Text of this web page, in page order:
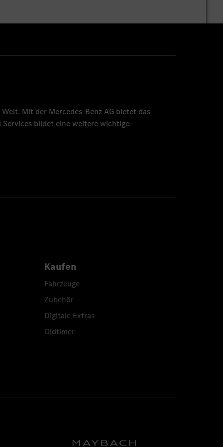
Mit der Mercedes-Benz AG bietet das
Services bildet eine weitere wichtige
Kaufen
Fahrzeuge
Zubehör
Digitale Extras
Oldtimer